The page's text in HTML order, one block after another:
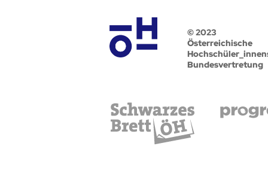
© 2023
Österreichische
Bundesvertretung